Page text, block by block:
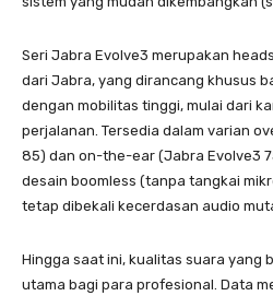
Seri Jabra Evolve3 merupakan
dari Jabra, yang dirancang khusus
dengan mobilitas tinggi, mulai dari
perjalanan. Tersedia dalam varian
85) dan on-the-ear (Jabra Evolve3
desain boomless (tanpa tangkai
tetap dibekali kecerdasan audio
Hingga saat ini, kualitas suara yang
utama bagi para profesional. Data